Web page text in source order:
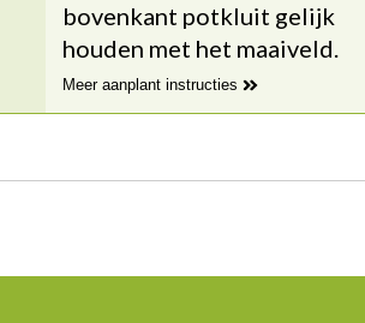
bovenkant potkluit gelijk
houden met het maaiveld.
Meer aanplant instructies